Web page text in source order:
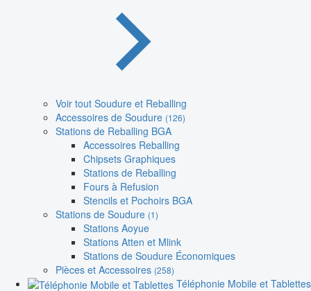
Voir tout Soudure et Reballing
Accessoires de Soudure (126)
Stations de Reballing BGA
Accessoires Reballing
Chipsets Graphiques
Stations de Reballing
Fours à Refusion
Stencils et Pochoirs BGA
Stations de Soudure (1)
Stations Aoyue
Stations Atten et Mlink
Stations de Soudure Économiques
Pièces et Accessoires (258)
Téléphonie Mobile et Tablettes